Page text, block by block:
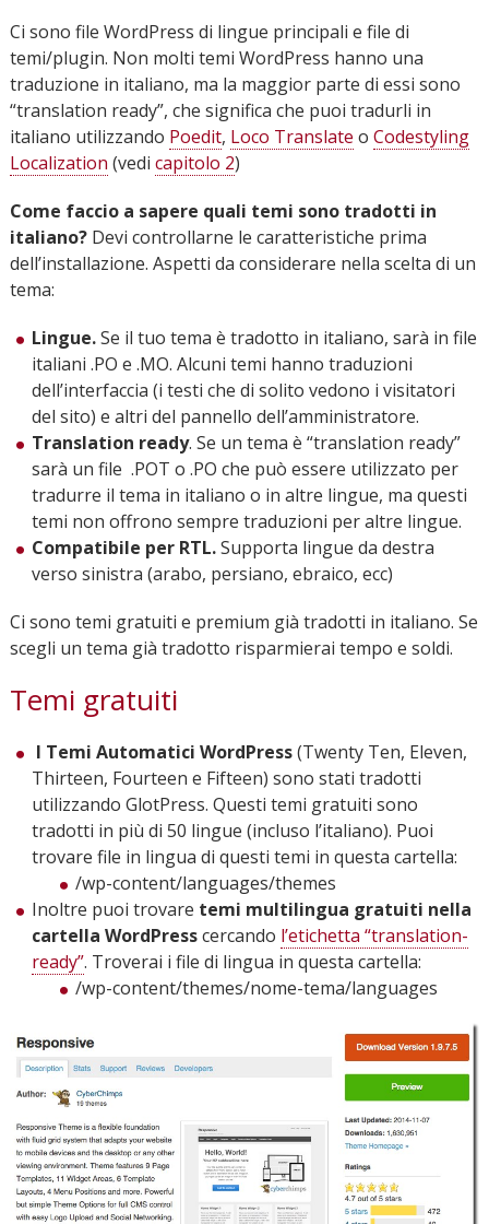
Ci sono file WordPress di lingue principali e file di
temi/plugin. Non molti temi WordPress hanno una
traduzione in italiano, ma la maggior parte di essi sono
“translation ready”, che significa che puoi tradurli in
italiano utilizzando Poedit, Loco Translate o Codestyling
Localization (vedi capitolo 2)
Come faccio a sapere quali temi sono tradotti in
italiano?Devi controllarne le caratteristiche prima
dell’installazione. Aspetti da considerare nella scelta di un
tema:
Lingue.Se il tuo tema è tradotto in italiano, sarà in file
italiani .PO e .MO. Alcuni temi hanno traduzioni
dell’interfaccia (i testi che di solito vedono i visitatori
del sito) e altri del pannello dell’amministratore.
Translation ready. Se un tema è “translation ready”
sarà un file .POT o .PO che può essere utilizzato per
tradurre il tema in italiano o in altre lingue, ma questi
temi non offrono sempre traduzioni per altre lingue.
Compatibile per RTL.Supporta lingue da destra
verso sinistra (arabo, persiano, ebraico, ecc)
Ci sono temi gratuiti e premium già tradotti in italiano. Se
scegli un tema già tradotto risparmierai tempo e soldi.
Temi gratuiti
I Temi Automatici WordPress(Twenty Ten, Eleven,
Thirteen, Fourteen e Fifteen) sono stati tradotti
utilizzando GlotPress. Questi temi gratuiti sono
tradotti in più di 50 lingue (incluso l’italiano). Puoi
trovare file in lingua di questi temi in questa cartella:
/wp-content/languages/themes
Inoltre puoi trovare temi multilingua gratuiti nella
cartella WordPresscercando l’etichetta “translation-
ready”. Troverai i file di lingua in questa cartella:
/wp-content/themes/nome-tema/languages